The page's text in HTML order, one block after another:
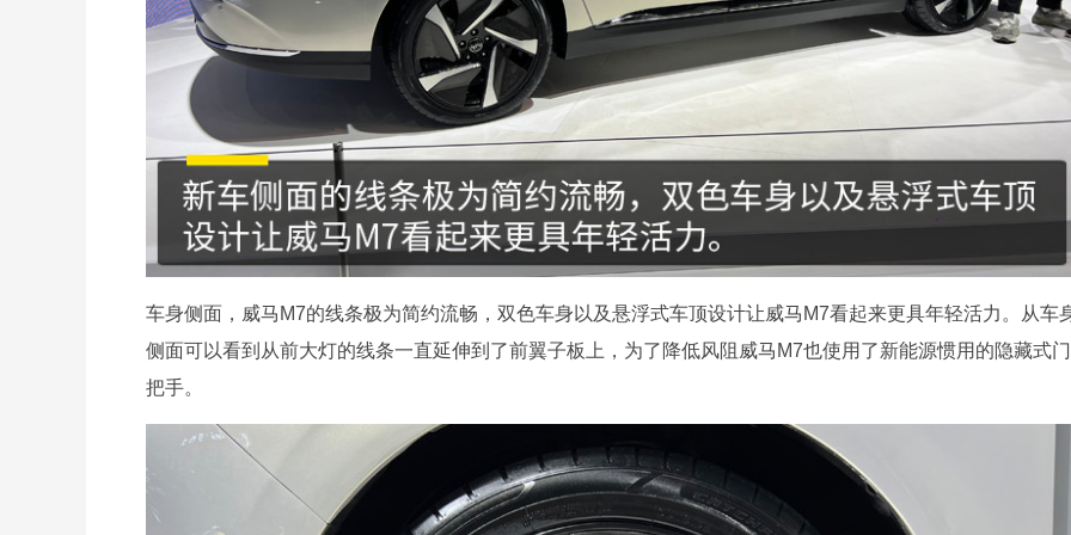
车身侧面，威马M7的线条极为简约流畅，双色车身以及悬浮式车顶设计让威马M7看起来更具年轻活力。从车
侧面可以看到从前大灯的线条一直延伸到了前翼子板上，为了降低风阻威马M7也使用了新能源惯用的隐藏式门
把手。